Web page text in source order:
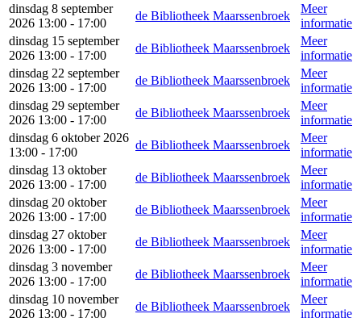
dinsdag 8 september
2026 13:00 - 17:00
de Bibliotheek Maarssenbroek
Meer
informatie
dinsdag 15 september
2026 13:00 - 17:00
de Bibliotheek Maarssenbroek
Meer
informatie
dinsdag 22 september
2026 13:00 - 17:00
de Bibliotheek Maarssenbroek
Meer
informatie
dinsdag 29 september
2026 13:00 - 17:00
de Bibliotheek Maarssenbroek
Meer
informatie
dinsdag 6 oktober 2026
13:00 - 17:00
de Bibliotheek Maarssenbroek
Meer
informatie
dinsdag 13 oktober
2026 13:00 - 17:00
de Bibliotheek Maarssenbroek
Meer
informatie
dinsdag 20 oktober
2026 13:00 - 17:00
de Bibliotheek Maarssenbroek
Meer
informatie
dinsdag 27 oktober
2026 13:00 - 17:00
de Bibliotheek Maarssenbroek
Meer
informatie
dinsdag 3 november
2026 13:00 - 17:00
de Bibliotheek Maarssenbroek
Meer
informatie
dinsdag 10 november
2026 13:00 - 17:00
de Bibliotheek Maarssenbroek
Meer
informatie